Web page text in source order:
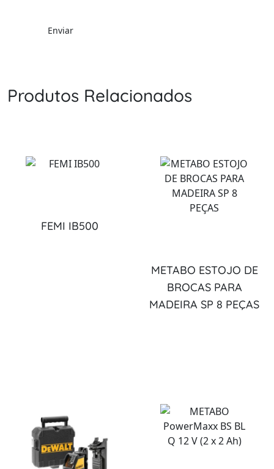
Produtos Relacionados
FEMI IB500
METABO ESTOJO DE
BROCAS PARA
MADEIRA SP 8 PEÇAS